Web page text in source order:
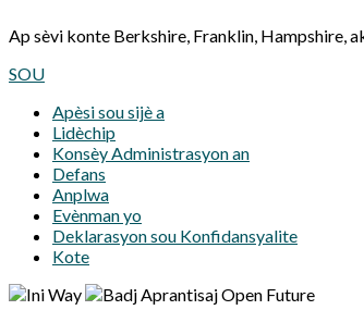
Ap sèvi konte Berkshire, Franklin, Hampshire,
SOU
Apèsi sou sijè a
Lidèchip
Konsèy Administrasyon an
Defans
Anplwa
Evènman yo
Deklarasyon sou Konfidansyalite
Kote